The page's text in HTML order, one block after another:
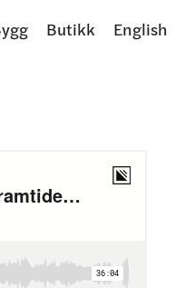
Butikk English